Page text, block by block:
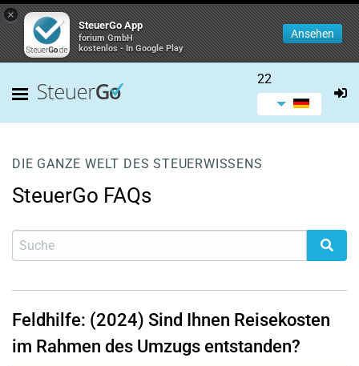
×
SteuerGo App
forium GmbH
kostenlos - In Google Play
Ansehen
22
DIE GANZE WELT DES STEUERWISSENS
SteuerGo FAQs
Feldhilfe: (2024) Sind Ihnen Reisekosten
im Rahmen des Umzugs entstanden?